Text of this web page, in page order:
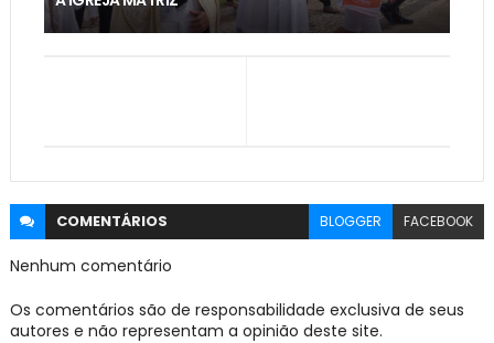
COMENTÁRIOS BLOGGER FACEBOOK
Nenhum comentário
Os comentários são de responsabilidade exclusiva de seus
autores e não representam a opinião deste site.